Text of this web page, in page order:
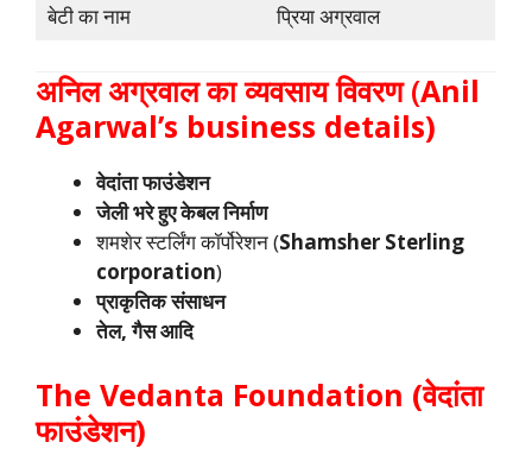
बेटी का नाम प्रिया अग्रवाल
अनिल अग्रवाल का व्यवसाय विवरण(Anil
Agarwal’s business details)
वेदांता फाउंडेशन
जेली भरे हुए केबल निर्माण
शमशेर स्टर्लिंग कॉर्पोरेशन (Shamsher Sterling
corporation)
प्राकृतिक संसाधन
तेल, गैस आदि
The Vedanta Foundation (वेदांता
फाउंडेशन)